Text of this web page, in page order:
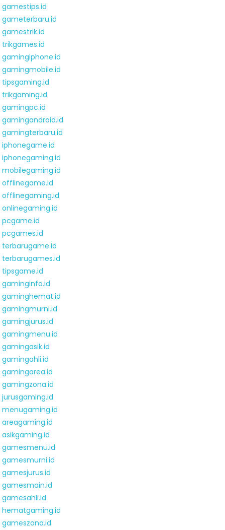
gamestips.id
gameterbaru.id
gamestrik.id
trikgames.id
gamingiphone.id
gamingmobile.id
tipsgaming.id
trikgaming.id
gamingpc.id
gamingandroid.id
gamingterbaru.id
iphonegame.id
iphonegaming.id
mobilegaming.id
offlinegame.id
offlinegaming.id
onlinegaming.id
pcgame.id
pcgames.id
terbarugame.id
terbarugames.id
tipsgame.id
gaminginfo.id
gaminghemat.id
gamingmurni.id
gamingjurus.id
gamingmenu.id
gamingasik.id
gamingahli.id
gamingarea.id
gamingzona.id
jurusgaming.id
menugaming.id
areagaming.id
asikgaming.id
gamesmenu.id
gamesmurni.id
gamesjurus.id
gamesmain.id
gamesahli.id
hematgaming.id
gameszona.id